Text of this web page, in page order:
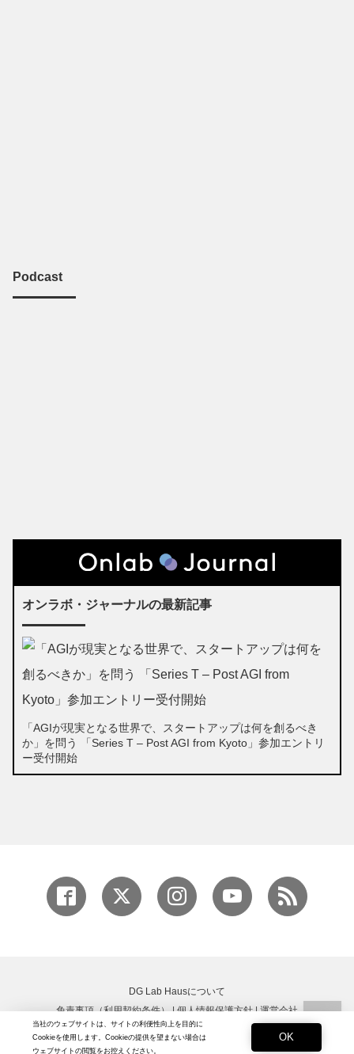
Podcast
オンラボ・ジャーナルの最新記事
「AGIが現実となる世界で、スタートアップは何を創るべき
か」を問う 「Series T – Post AGI from Kyoto」参加エントリ
ー受付開始
DG Lab Hausについて
免責事項（利用契約条件）|個人情報保護方針|運営会社
Copyright © DG Lab All rights reserved.
当社のウェブサイトは、サイトの利便性向上を目的に
Cookieを使用します。Cookieの提供を望まない場合は
ウェブサイトの閲覧をお控えください。
OK